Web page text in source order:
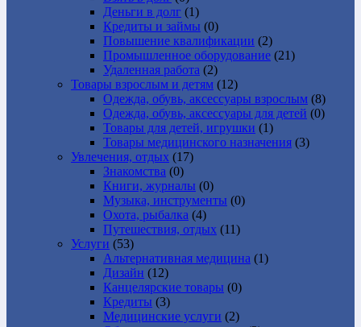
Деньги в долг (1)
Кредиты и займы (0)
Повышение квалификации (2)
Промышленное оборудование (21)
Удаленная работа (2)
Товары взрослым и детям (12)
Одежда, обувь, аксессуары взрослым (8)
Одежда, обувь, аксессуары для детей (0)
Товары для детей, игрушки (1)
Товары медицинского назначения (3)
Увлечения, отдых (17)
Знакомства (0)
Книги, журналы (0)
Музыка, инструменты (0)
Охота, рыбалка (4)
Путешествия, отдых (11)
Услуги (53)
Альтернативная медицина (1)
Дизайн (12)
Канцелярские товары (0)
Кредиты (3)
Медицинские услуги (2)